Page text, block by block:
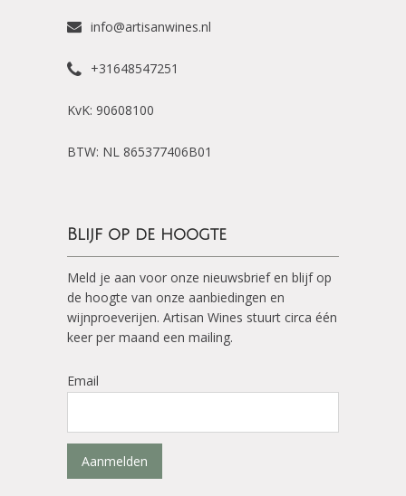
info@artisanwines.nl
+31648547251
KvK: 90608100
BTW: NL 865377406B01
Blijf op de hoogte
Meld je aan voor onze nieuwsbrief en blijf op
de hoogte van onze aanbiedingen en
wijnproeverijen. Artisan Wines stuurt circa één
keer per maand een mailing.
Email
Aanmelden